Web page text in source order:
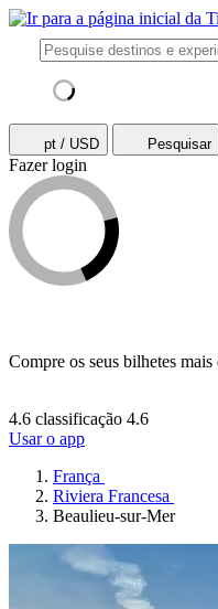
pt / USD Pesquisar
Fazer login
Compre os seus bilhetes mais
4.6 classificação 4.6
Usar o app
França
Riviera Francesa
Beaulieu-sur-Mer